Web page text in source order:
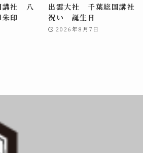
講社 八
印
出雲大社 千葉総国講社
祝い 誕生日
2026年8月7日